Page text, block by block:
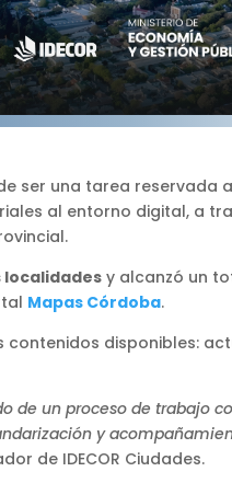
ser una tarea reservada
al entorno digital, a
localidades y alcanzó un
Mapas Córdoba.
contenidos disponibles:
de un proceso de trabajo
y
de IDECOR Ciudades.